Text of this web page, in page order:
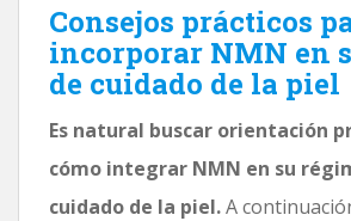
Consejos prácticos
incorporar NMN en
de cuidado de la piel
Es natural buscar orientación
cómo integrar NMN en su
cuidado de la piel.A